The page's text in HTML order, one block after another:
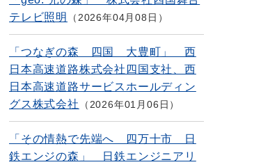
テレビ照明
2026年04月08日
「つなぎの森 四国 大豊町」 西
日本高速道路株式会社四国支社、西
日本高速道路サービスホールディン
グス株式会社
2026年01月06日
「その情熱で先端へ 四万十市 日
鉄エンジの森」 日鉄エンジニアリ